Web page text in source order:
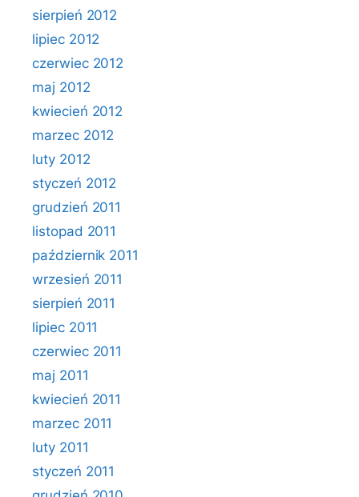
sierpień 2012
lipiec 2012
czerwiec 2012
maj 2012
kwiecień 2012
marzec 2012
luty 2012
styczeń 2012
grudzień 2011
listopad 2011
październik 2011
wrzesień 2011
sierpień 2011
lipiec 2011
czerwiec 2011
maj 2011
kwiecień 2011
marzec 2011
luty 2011
styczeń 2011